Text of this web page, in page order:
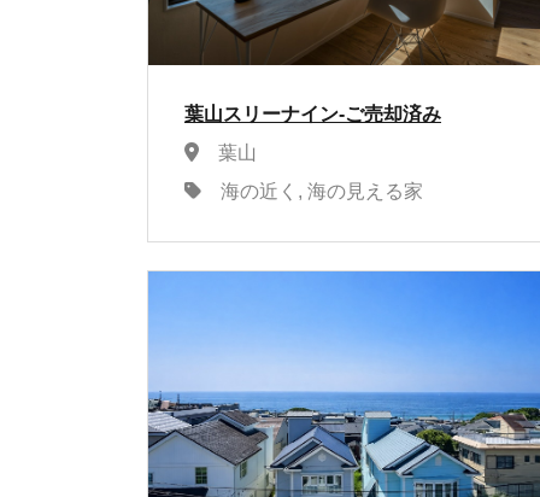
葉山スリーナイン-ご売却済み
葉山
海の近く, 海の見える家